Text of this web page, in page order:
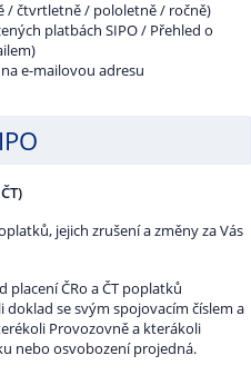
/ čtvrtletně / pololetně / ročně)
platbách SIPO / Přehled o
e-mailovou adresu
jejich zrušení a změny za Vás
placení ČRo a ČT poplatků
se svým spojovacím číslem a
Provozovně a kterákoli
nebo osvobození projedná.